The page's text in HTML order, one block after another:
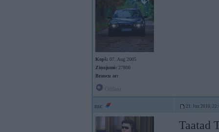
Kopš: 07. Aug 2005
Ziņojumi: 27800
Braucu ar:
mc 21. Jun 2010,
Taatad